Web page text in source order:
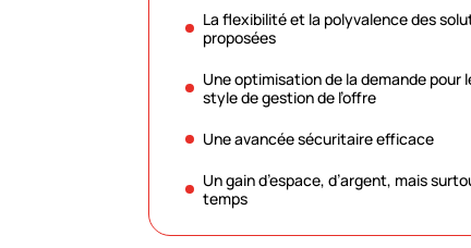
La flexibilité et la polyvalence des
proposées
Une optimisation de la demande pour
style de gestion de l’offre
Une avancée sécuritaire efficace
Un gain d’espace, d’argent, mais
temps